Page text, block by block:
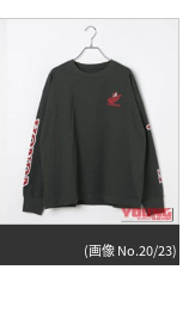
(画像 No.20/23)